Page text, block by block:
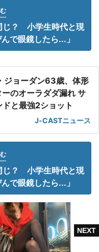
じ？ 小学生時代と現
で眼鏡したら...」
ジョーダン63歳、体形
のオーラダダ漏れ サ
と最強2ショット
J-CASTニュース
じ？ 小学生時代と現
で眼鏡したら...」